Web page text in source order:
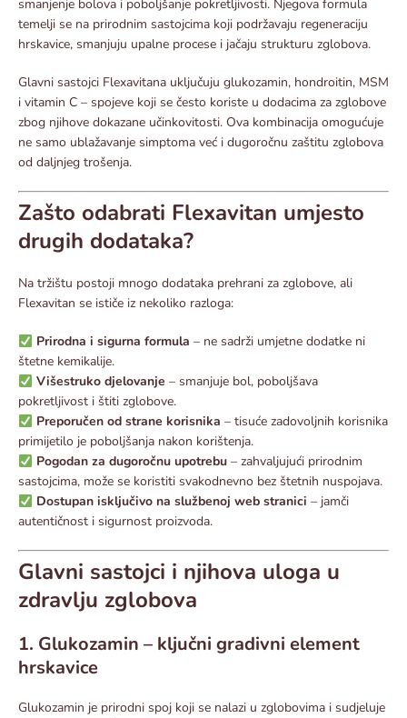
smanjenje bolova i poboljšanje pokretljivosti. Njegova formula
temelji se na prirodnim sastojcima koji podržavaju regeneraciju
hrskavice, smanjuju upalne procese i jačaju strukturu zglobova.
Glavni sastojci Flexavitana uključuju glukozamin, hondroitin, MSM
i vitamin C – spojeve koji se često koriste u dodacima za zglobove
zbog njihove dokazane učinkovitosti. Ova kombinacija omogućuje
ne samo ublažavanje simptoma već i dugoročnu zaštitu zglobova
od daljnjeg trošenja.
Zašto odabrati Flexavitan umjesto
drugih dodataka?
Na tržištu postoji mnogo dodataka prehrani za zglobove, ali
Flexavitan se ističe iz nekoliko razloga:
Prirodna i sigurna formula – ne sadrži umjetne dodatke ni
štetne kemikalije.
Višestruko djelovanje – smanjuje bol, poboljšava
pokretljivost i štiti zglobove.
Preporučen od strane korisnika – tisuće zadovoljnih korisnika
primijetilo je poboljšanja nakon korištenja.
Pogodan za dugoročnu upotrebu– zahvaljujući prirodnim
sastojcima, može se koristiti svakodnevno bez štetnih nuspojava.
Dostupan isključivo na službenoj web stranici – jamči
autentičnost i sigurnost proizvoda.
Glavni sastojci i njihova uloga u
zdravlju zglobova
1. Glukozamin – ključni gradivni element
hrskavice
Glukozamin je prirodni spoj koji se nalazi u zglobovima i sudjeluje